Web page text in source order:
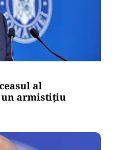
al
un armistițiu